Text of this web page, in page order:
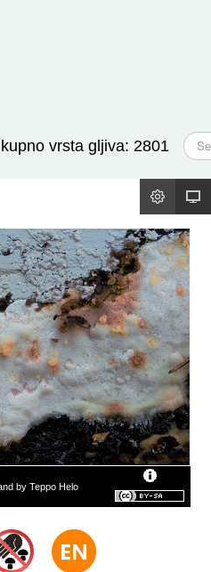
vrsta gljiva: 2801
T
r
ž
by Teppo Helo
niže takse: